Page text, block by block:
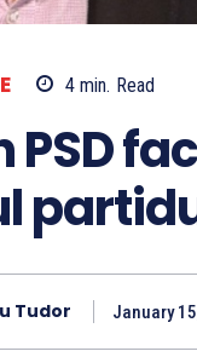
4 min. Read
PSD
Tudor January